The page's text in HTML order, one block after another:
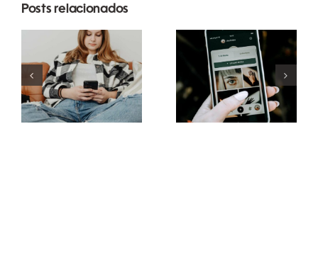
Posts relacionados
Estratégias
inovadoras
para
aumentar a
visibilidade
de grupos
no
Melhores
práticas
para usar
filtros de
realidade
aumentada